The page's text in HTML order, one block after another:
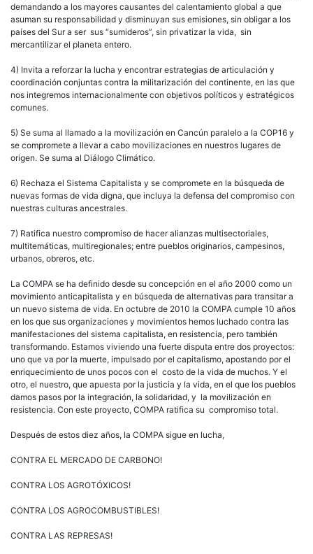
demandando a los mayores causantes del calentamiento global a que
asuman su responsabilidad y disminuyan sus emisiones, sin obligar a los
países del Sur a ser sus “sumideros”, sin privatizar la vida, sin
mercantilizar el planeta entero.
4) Invita a reforzar la lucha y encontrar estrategias de articulación y
coordinación conjuntas contra la militarización del continente, en las que
nos integremos internacionalmente con objetivos políticos y estratégicos
comunes.
5) Se suma al llamado a la movilización en Cancún paralelo a la COP16 y
se compromete a llevar a cabo movilizaciones en nuestros lugares de
origen. Se suma al Diálogo Climático.
6) Rechaza el Sistema Capitalista y se compromete en la búsqueda de
nuevas formas de vida digna, que incluya la defensa del compromiso con
nuestras culturas ancestrales.
7) Ratifica nuestro compromiso de hacer alianzas multisectoriales,
multitemáticas, multiregionales; entre pueblos originarios, campesinos,
urbanos, obreros, etc.
La COMPA se ha definido desde su concepción en el año 2000 como un
movimiento anticapitalista y en búsqueda de alternativas para transitar a
un nuevo sistema de vida. En octubre de 2010 la COMPA cumple 10 años
en los que sus organizaciones y movimientos hemos luchado contra las
manifestaciones del sistema capitalista, en resistencia, pero también
transformando. Estamos viviendo una fuerte disputa entre dos proyectos:
uno que va por la muerte, impulsado por el capitalismo, apostando por el
enriquecimiento de unos pocos con el costo de la vida de muchos. Y el
otro, el nuestro, que apuesta por la justicia y la vida, en el que los pueblos
damos pasos por la integración, la solidaridad, y la movilización en
resistencia. Con este proyecto, COMPA ratifica su compromiso total.
Después de estos diez años, la COMPA sigue en lucha,
CONTRA EL MERCADO DE CARBONO!
CONTRA LOS AGROTÓXICOS!
CONTRA LOS AGROCOMBUSTIBLES!
CONTRA LAS REPRESAS!